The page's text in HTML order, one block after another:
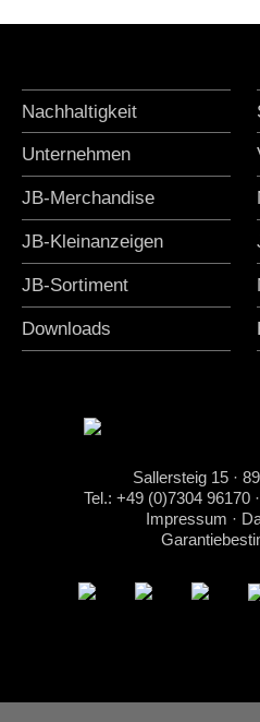
Nachhaltigkeit
Unternehmen
JB-Merchandise
JB-Kleinanzeigen
JB-Sortiment
Downloads
Sallersteig 15 ·
Tel.: +49 (0)7304 96170 ·
Impressum ·